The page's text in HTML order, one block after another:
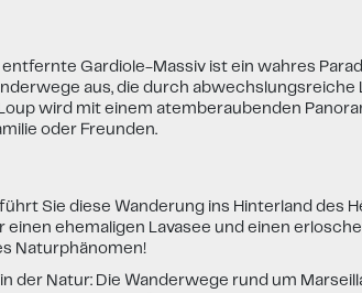
Gardiole-Massiv ist ein wahres
aus, die durch
wird mit einem atemberaubenden
oder Freunden.
Sie diese Wanderung ins Hinterland
einen ehemaligen Lavasee und einen
Naturphänomen!
der Natur: Die Wanderwege rund um